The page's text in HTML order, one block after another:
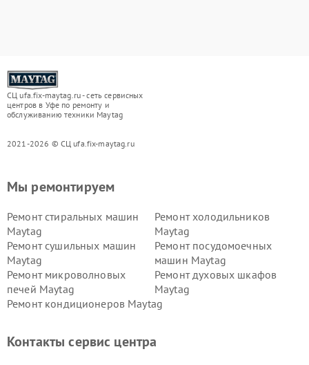
СЦ ufa.fix-maytag.ru - сеть сервисных
центров в Уфе по ремонту и
обслуживанию техники Maytag
2021-2026 © СЦ ufa.fix-maytag.ru
Мы ремонтируем
Ремонт стиральных машин
Maytag
Ремонт холодильников
Maytag
Ремонт сушильных машин
Maytag
Ремонт посудомоечных
машин Maytag
Ремонт микроволновых
печей Maytag
Ремонт духовых шкафов
Maytag
Ремонт кондиционеров Maytag
Контакты сервис центра